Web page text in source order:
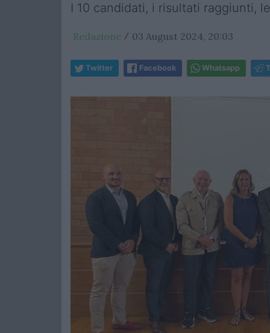
I 10 candidati, i risultati raggiunti,
Redazione / 03 August 2024, 20:03
Twitter Facebook Whatsapp